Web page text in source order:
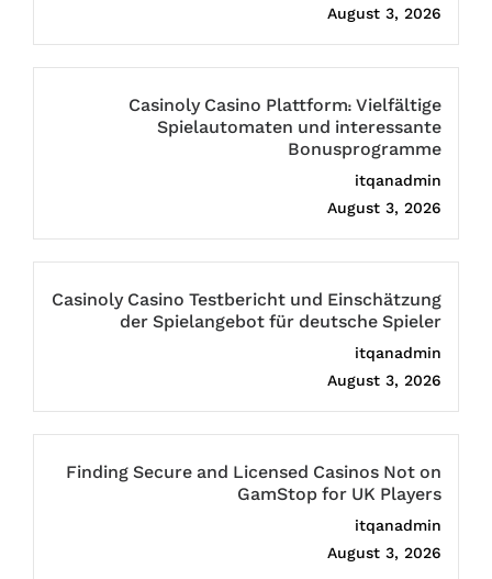
August 3, 2026
Casinoly Casino Plattform: Vielfältige
Spielautomaten und interessante
Bonusprogramme
itqanadmin
August 3, 2026
Casinoly Casino Testbericht und Einschätzung
der Spielangebot für deutsche Spieler
itqanadmin
August 3, 2026
Finding Secure and Licensed Casinos Not on
GamStop for UK Players
itqanadmin
August 3, 2026